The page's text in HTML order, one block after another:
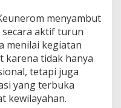
menyambut
aktif turun
menilai kegiatan
karena tidak hanya
tetapi juga
yang terbuka
kewilayahan.